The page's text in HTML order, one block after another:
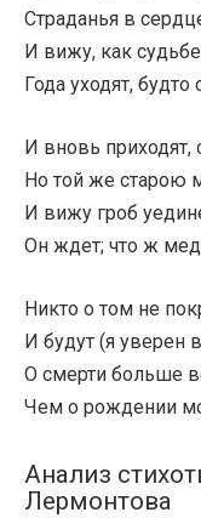
Страданья в
И вижу, как
Года уходят, будто
И вновь приходят,
Но той же старою
И вижу гроб
Он ждет; что ж
Никто о том не
И будут (я уверен
О смерти больше
Чем о рождении
Анализ
Лермонтова